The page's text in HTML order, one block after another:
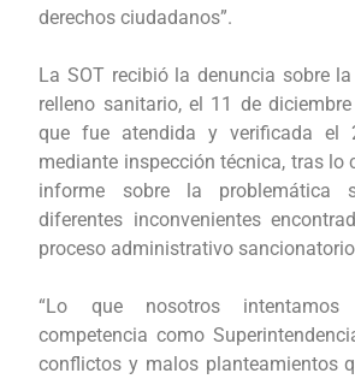
derechos ciudadanos”.
La SOT recibió la denuncia sobre
relleno sanitario, el 11 de
que fue atendida y verificada el
mediante inspección técnica, tras lo
informe sobre la problemática
diferentes inconvenientes
proceso administrativo
“Lo que nosotros intentamos
competencia como
conflictos y malos planteamientos